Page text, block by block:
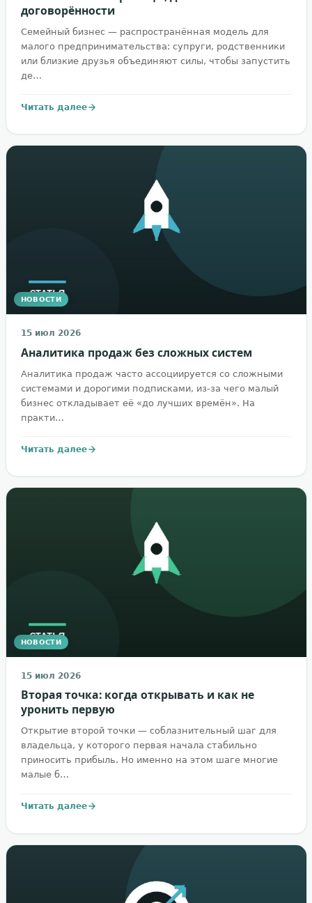
договорённости
Семейный бизнес — распространённая модель для
малого предпринимательства: супруги, родственники
или близкие друзья объединяют силы, чтобы запустить
де…
Читать далее
НОВОСТИ
15 июл 2026
Аналитика продаж без сложных систем
Аналитика продаж часто ассоциируется со сложными
системами и дорогими подписками, из-за чего малый
бизнес откладывает её «до лучших времён». На
практи…
Читать далее
НОВОСТИ
15 июл 2026
Вторая точка: когда открывать и как не
уронить первую
Открытие второй точки — соблазнительный шаг для
владельца, у которого первая начала стабильно
приносить прибыль. Но именно на этом шаге многие
малые б…
Читать далее